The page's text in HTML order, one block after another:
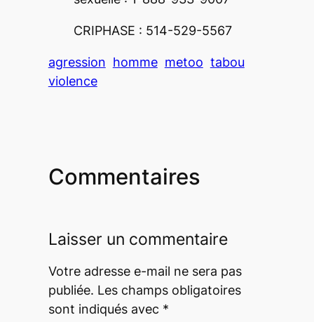
CRIPHASE : 514-529-5567
agression homme metoo tabou
violence
Commentaires
Laisser un commentaire
Votre adresse e-mail ne sera pas
publiée. Les champs obligatoires
sont indiqués avec *